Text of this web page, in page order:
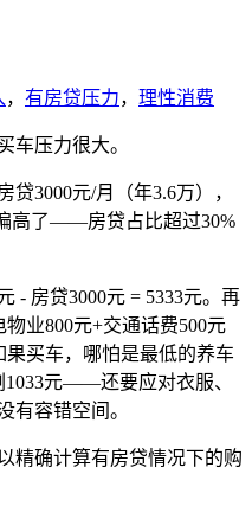
， 有房贷压力， 理性消费
车压力很大。
贷3000元/月（年3.6万），
高了——房贷占比超过30%
- 房贷3000元 = 5333元。再
业800元+交通话费500元
果买车，哪怕是最低的养车
1033元——还要应对衣服、
有容错空间。
精确计算有房贷情况下的购